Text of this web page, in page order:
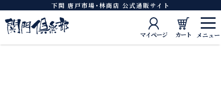
下関 唐戸市場･林商店 公式通販サイト
マイページ カート